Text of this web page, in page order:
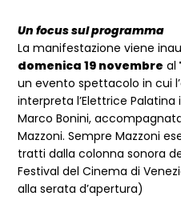
Un focus sul programma
La manifestazione viene
domenica 19 novembre al
un evento spettacolo in cui
interpreta l’Elettrice
Marco Bonini,
Mazzoni. Sempre Mazzoni
tratti dalla colonna sonora
Festival del Cinema di
alla serata d’apertura)